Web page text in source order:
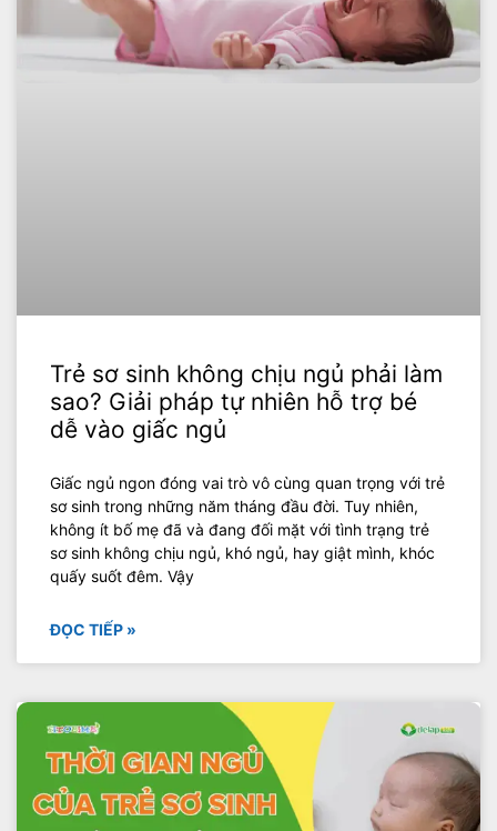
Trẻ sơ sinh không chịu ngủ phải làm
sao? Giải pháp tự nhiên hỗ trợ bé
dễ vào giấc ngủ
Giấc ngủ ngon đóng vai trò vô cùng quan trọng với trẻ
sơ sinh trong những năm tháng đầu đời. Tuy nhiên,
không ít bố mẹ đã và đang đối mặt với tình trạng trẻ
sơ sinh không chịu ngủ, khó ngủ, hay giật mình, khóc
quấy suốt đêm. Vậy
ĐỌC TIẾP »